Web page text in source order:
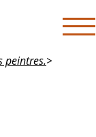
peintres.>